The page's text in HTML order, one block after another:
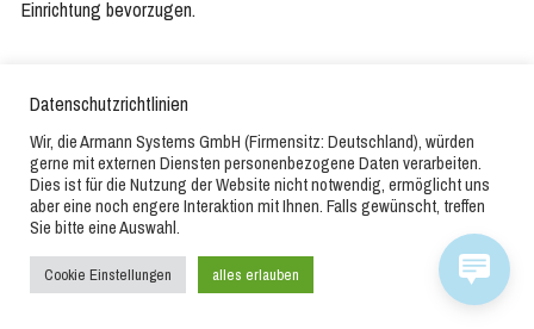
Einrichtung bevorzugen.
Ja, Rybbit Analytics lässt sich problemlos mit Coolify installieren.
Coolify unterstützt die Bereitstellung von Docker-Containern, und da
Rybbit Analytics als Docker-Image verfügbar ist, können Sie es direkt
über Coolify deployen. Verbinden Sie einfach Ihr Git-Repository oder
nutzen Sie das offizielle Docker-Image, konfigurieren Sie die
Umgebungsvariablen in Coolify, und die Plattform übernimmt
Datenschutzrichtlinien
Wir, die Armann Systems GmbH (Firmensitz: Deutschland), würden
gerne mit externen Diensten personenbezogene Daten verarbeiten.
Dies ist für die Nutzung der Website nicht notwendig, ermöglicht uns
aber eine noch engere Interaktion mit Ihnen. Falls gewünscht, treffen
Sie bitte eine Auswahl.
Cookie Einstellungen alles erlauben